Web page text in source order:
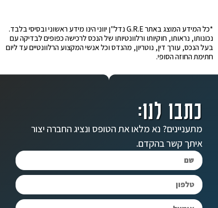
*כל המידע המוצג באתר G.R.E נדל"ן יווני הינו מידע ראשוני ובסיסי בלבד.
נכונותו, נראותו, חוקיותו ורלוונטיותו של הנכס לרכישה כפופים לבדיקה עם
בעל הנכס, עורך דין, נוטריון, מהנדס וכל אנשי המקצוע הרלוונטיים עד ליום
חתימת החוזה הסופי.
כתבו לנו:
מתעניינים? נא מלאו את הטופס ונציג החברה יצור
איתך קשר בהקדם.